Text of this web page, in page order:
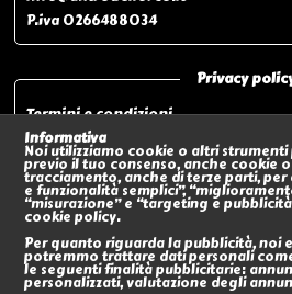
P.iva 0266488034
Privacy
Termini e condizioni
Privacy policy
Modalità di pagamento
Modalità di spedizione o Ritiro In
Policy sui Resi
Eventi
Social
Informativa
Noi utilizziamo cookie o altri
previo il tuo consenso, anche cookie
tracciamento, anche di terze parti,
e funzionalità semplici”,
“misurazione” e “targeting e
cookie policy.
Per quanto riguarda la pubblicità, noi
potremmo trattare dati personali
le seguenti finalità pubblicitarie:
personalizzati, valutazione degli